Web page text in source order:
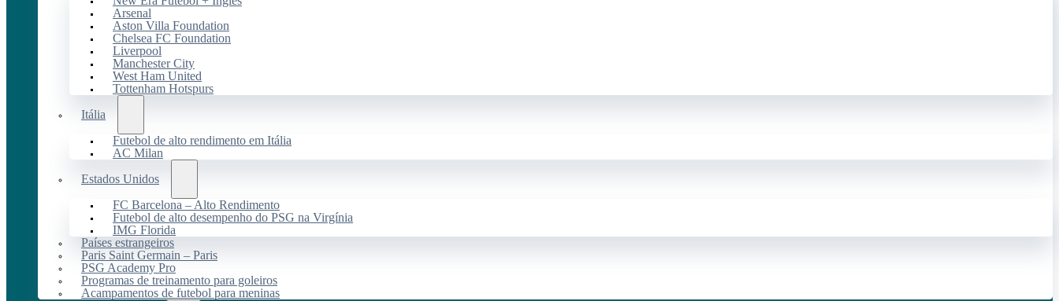
Arsenal
Aston Villa Foundation
Chelsea FC Foundation
Liverpool
Manchester City
West Ham United
Tottenham Hotspurs
Itália
Futebol de alto rendimento em Itália
AC Milan
Estados Unidos
FC Barcelona – Alto Rendimento
Futebol de alto desempenho do PSG na Virgínia
IMG Florida
Países estrangeiros
Paris Saint Germain – Paris
PSG Academy Pro
Programas de treinamento para goleiros
Acampamentos de futebol para meninas